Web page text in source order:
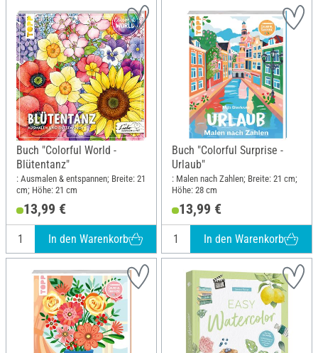
Buch "Colorful World -
Blütentanz"
: Ausmalen & entspannen; Breite: 21
cm; Höhe: 21 cm
13,99 €
In den Warenkorb
Buch "Colorful Surprise -
Urlaub"
: Malen nach Zahlen; Breite: 21 cm;
Höhe: 28 cm
13,99 €
In den Warenkorb